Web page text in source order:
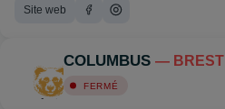
COLUMBUS — BREST
FERMÉ
Site web